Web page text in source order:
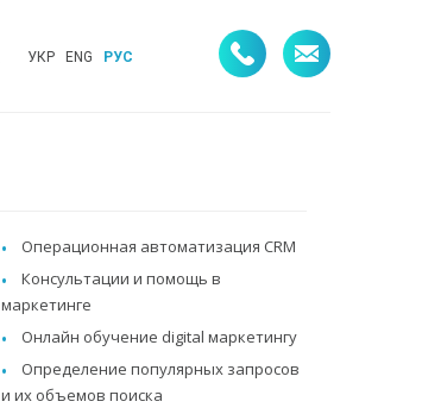
УКР ENG РУС
Операционная автоматизация CRM
Консультации и помощь в
маркетинге
Онлайн обучение digital маркетингу
Определение популярных запросов
и их объемов поиска